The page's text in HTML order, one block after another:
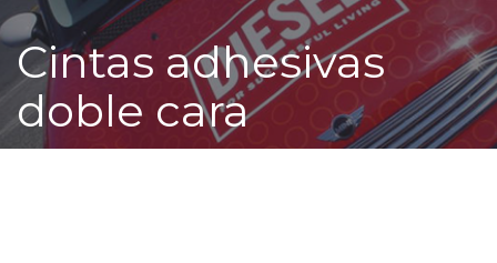
Cintas adhesivas
doble cara